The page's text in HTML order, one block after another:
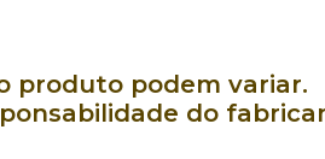
produto podem variar.
do